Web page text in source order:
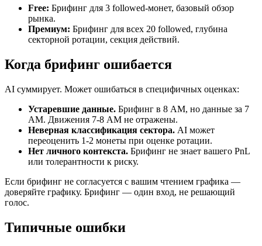
Free: Брифинг для 3 followed-монет, базовый обзор
рынка.
Премиум: Брифинг для всех 20 followed, глубина
секторной ротации, секция действий.
Когда брифинг ошибается
AI суммирует. Может ошибаться в специфичных оценках:
Устаревшие данные. Брифинг в 8 AM, но данные за 7
AM. Движения 7-8 AM не отражены.
Неверная классификация сектора. AI может
переоценить 1-2 монеты при оценке ротации.
Нет личного контекста. Брифинг не знает вашего PnL
или толерантности к риску.
Если брифинг не согласуется с вашим чтением графика —
доверяйте графику. Брифинг — один вход, не решающий
голос.
Типичные ошибки